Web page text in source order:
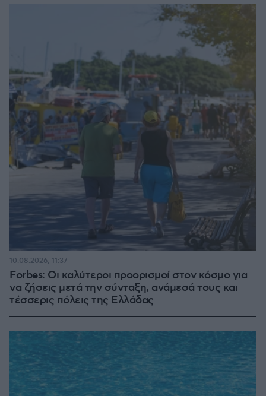
Forbes: Οι καλύτεροι προορισμοί στον κόσμο για
να ζήσεις μετά την σύνταξη, ανάμεσά τους και
τέσσερις πόλεις της Ελλάδας
10.08.2026, 11:37